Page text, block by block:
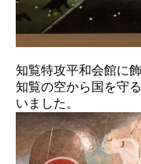
知覧特攻平和会館に
知覧の空から国を守
いました。